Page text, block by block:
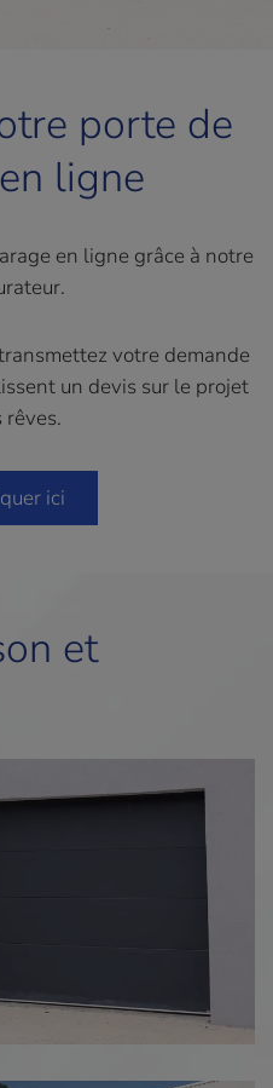
porte de
ligne
en ligne grâce à notre
votre demande
un devis sur le projet
rêves.
ici
et